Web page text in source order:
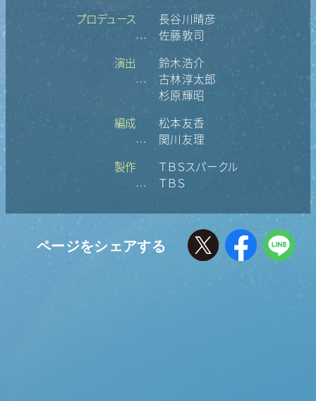
プロデュース
…
長谷川晴彦
佐藤敦司
演出
…
鈴木浩介
古林淳太郎
杉原輝昭
編成
…
松本友香
関川友理
製作
…
ＴＢＳスパークル
ＴＢＳ
ページをシェアする